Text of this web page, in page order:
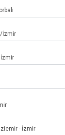
İzmir
İzmir
- İzmir